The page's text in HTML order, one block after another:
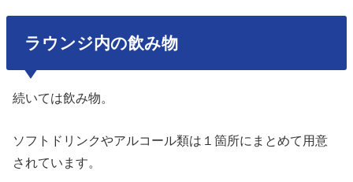
ラウンジ内の飲み物
続いては飲み物。
ソフトドリンクやアルコール類は１箇所にまとめて用意
されています。